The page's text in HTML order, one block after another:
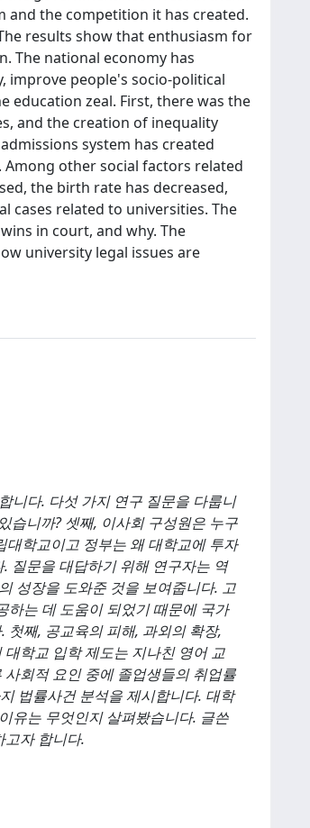
and the competition it has created.
results show that enthusiasm for
The national economy has
improve people's socio-political
education zeal. First, there was the
and the creation of inequality
system has created
other social factors related
the birth rate has decreased,
cases related to universities. The
in court, and why. The
university legal issues are
니다. 다섯 가지 연구 질문을 다룹니
습니까? 셋째, 이사회 구성원은 누구
대학교이고 정부는 왜 대학교에 투자
질문을 대답하기 위해 연구자는 역
성장을 도와준 것을 보여줍니다. 고
하는 데 도움이 되었기 때문에 국가
째, 공교육의 피해, 과외의 확장,
학교 입학 제도는 지나친 영어 교
회적 요인 중에 졸업생들의 취업률
법률사건 분석을 제시합니다. 대학
유는 무엇인지 살펴봤습니다. 글쓴
자 합니다.